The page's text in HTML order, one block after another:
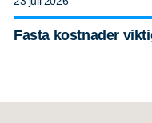
Fasta kostnader